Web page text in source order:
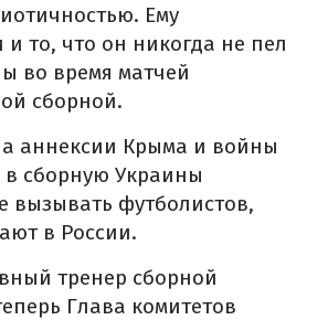
Ему
то, что он никогда не пел
во время матчей
сборной.
аннексии Крыма и войны
в сборную Украины
вызывать футболистов,
в России.
тренер сборной
Глава комитетов